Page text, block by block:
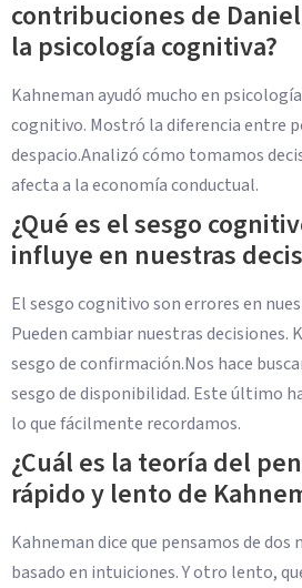
contribuciones de
la psicología cognitiva?
Kahneman ayudó mucho en
cognitivo. Mostró la diferencia entre
despacio.Analizó cómo tomamos
afecta a la economía conductual.
¿Qué es el sesgo
influye en nuestras
El sesgo cognitivo son errores en
Pueden cambiar nuestras decisiones.
sesgo de confirmación.Nos hace
sesgo de disponibilidad. Este último
lo que fácilmente recordamos.
¿Cuál es la teoría del
rápido y lento de
Kahneman dice que pensamos de dos
basado en intuiciones. Y otro lento,